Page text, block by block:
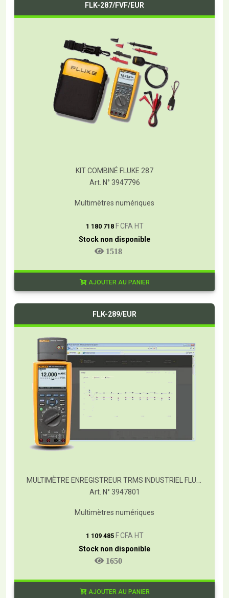
FLK-287/FVF/EUR
KIT COMBINÉ FLUKE 287
Art. N° 3947796
Multimètres numériques
1 180 718 F CFA HT
Stock non disponible
1518
AJOUTER AU PANIER
FLK-289/EUR
MULTIMÈTRE ENREGISTREUR TRMS INDUSTRIEL FLUKE 289
Art. N° 3947801
Multimètres numériques
1 109 485 F CFA HT
Stock non disponible
1650
AJOUTER AU PANIER